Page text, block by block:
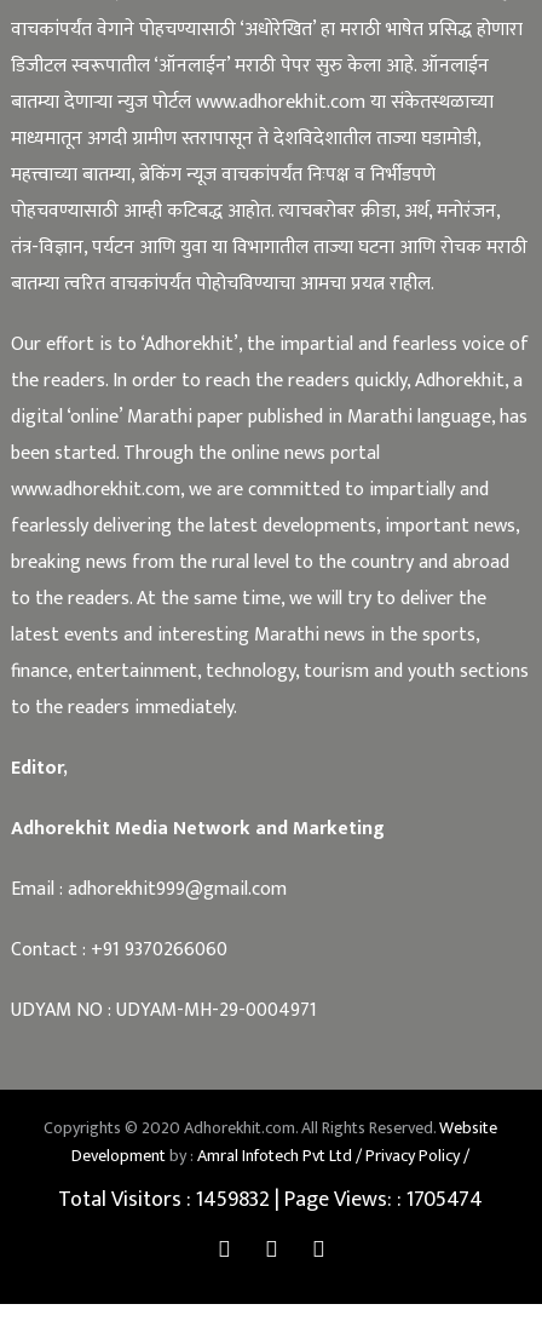
वाचकांपर्यंत वेगाने पोहचण्यासाठी ‘अधोरेखित’ हा मराठी भाषेत प्रसिद्ध होणारा
डिजीटल स्वरूपातील ‘ऑनलाईन’ मराठी पेपर सुरु केला आहे. ऑनलाईन
बातम्या देणाऱ्या न्युज पोर्टल www.adhorekhit.com या संकेतस्थळाच्या
माध्यमातून अगदी ग्रामीण स्तरापासून ते देशविदेशातील ताज्या घडामोडी,
महत्त्वाच्या बातम्या, ब्रेकिंग न्यूज वाचकांपर्यंत निःपक्ष व निर्भीडपणे
पोहचवण्यासाठी आम्ही कटिबद्ध आहोत. त्याचबरोबर क्रीडा, अर्थ, मनोरंजन,
तंत्र-विज्ञान, पर्यटन आणि युवा या विभागातील ताज्या घटना आणि रोचक मराठी
बातम्या त्वरित वाचकांपर्यंत पोहोचविण्याचा आमचा प्रयत्न राहील.
Our effort is to ‘Adhorekhit’, the impartial and fearless voice of
the readers. In order to reach the readers quickly, Adhorekhit, a
digital ‘online’ Marathi paper published in Marathi language, has
been started. Through the online news portal
www.adhorekhit.com, we are committed to impartially and
fearlessly delivering the latest developments, important news,
breaking news from the rural level to the country and abroad
to the readers. At the same time, we will try to deliver the
latest events and interesting Marathi news in the sports,
finance, entertainment, technology, tourism and youth sections
to the readers immediately.
Editor,
Adhorekhit Media Network and Marketing
Email :adhorekhit999@gmail.com
Contact : +91 9370266060
UDYAM NO : UDYAM-MH-29-0004971
Copyrights © 2020 Adhorekhit.com. All Rights Reserved.Website
Developmentby :Amral Infotech Pvt Ltd /Privacy Policy /
Total Visitors :1459832 | Page Views: :1705474